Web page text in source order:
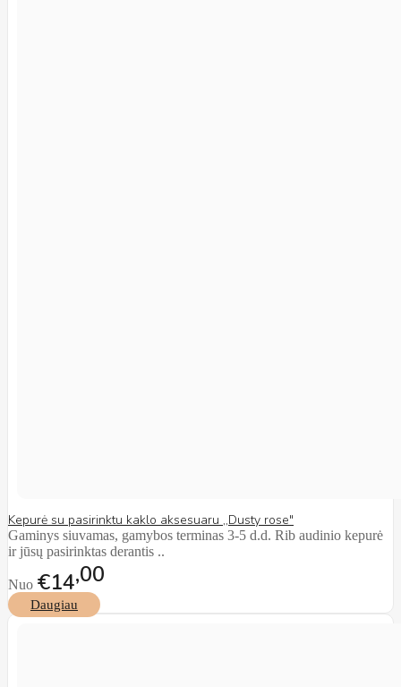
Kepurė su pasirinktu kaklo aksesuaru ,,Dusty rose"
Gaminys siuvamas, gamybos terminas 3-5 d.d. Rib audinio kepurė
ir jūsų pasirinktas derantis ..
Nuo €14 00
Daugiau